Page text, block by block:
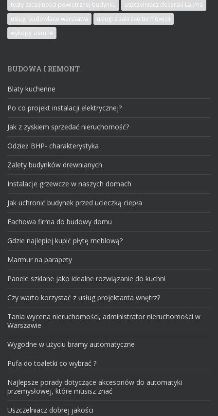
testy szczelności powietrznej budynku
uszczelniacz dekarski Lakma
usługi budowlane warszawa
usługi z zakresu termowizji
wykopy ziemne
BUDOWA I REMONT
Blaty kuchenne
Po co projekt instalacji elektrycznej?
Jak z zyskiem sprzedać nieruchomość?
Odzież BHP- charakterystyka
Zalety budynków drewnianych
Instalacje grzewcze w naszych domach
Jak uchronić budynek przed ucieczką ciepła
Fachowa firma do budowy domu
Gdzie najlepiej kupić płytę meblową?
Marmur na parapety
Panele szklane jako idealne rozwiązanie do kuchni
Czy warto korzystać z usług projektanta wnętrz?
Tania wycena nieruchomości, administrator nieruchomości w
Warszawie
Wygodne w użyciu bramy automatyczne
Pufa do toaletki co wybrać ?
Najlepsze porady dotyczące akcesoriów do automatyki
przemysłowej, które musisz znać
Uszczelniacz dobrej jakości